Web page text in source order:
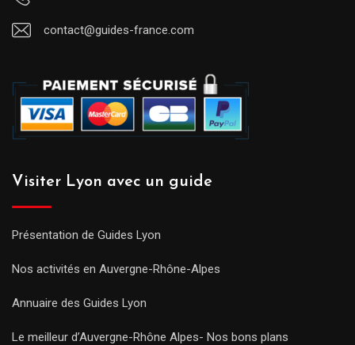
contact@guides-france.com
Visiter Lyon avec un guide
Présentation de Guides Lyon
Nos activités en Auvergne-Rhône-Alpes
Annuaire des Guides Lyon
Le meilleur d’Auvergne-Rhône Alpes- Nos bons plans